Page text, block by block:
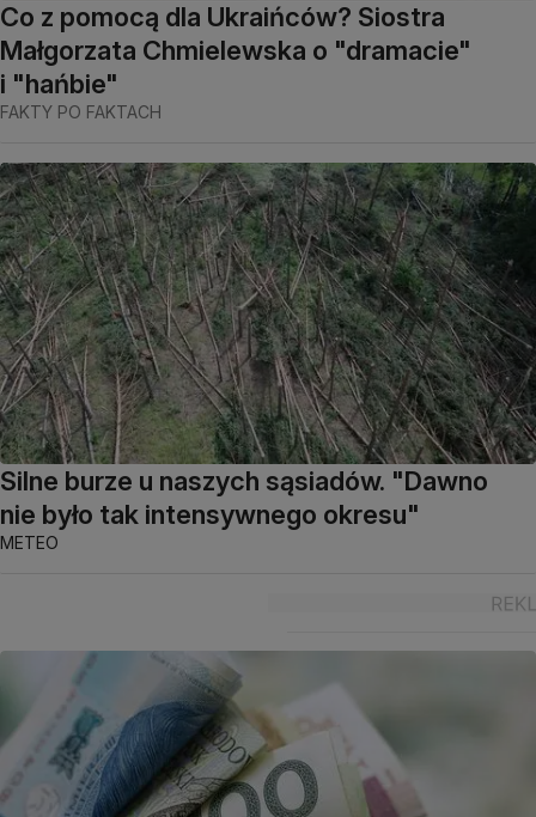
Co z pomocą dla Ukraińców? Siostra
Małgorzata Chmielewska o "dramacie"
i "hańbie"
FAKTY PO FAKTACH
Silne burze u naszych sąsiadów. "Dawno
nie było tak intensywnego okresu"
METEO